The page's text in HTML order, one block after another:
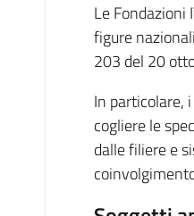
Le
figure
203 del 20
In particolare,
cogliere le
dalle filiere e